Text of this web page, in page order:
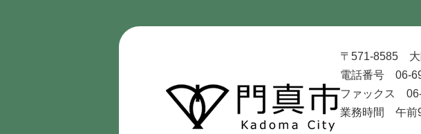
門
〒571-8585 大
電話番号 06-
ファックス 06-
業務時間 午前